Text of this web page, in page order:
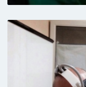
Medico
suo agio la mia
effettuando una
Esaustivo e
Professionista